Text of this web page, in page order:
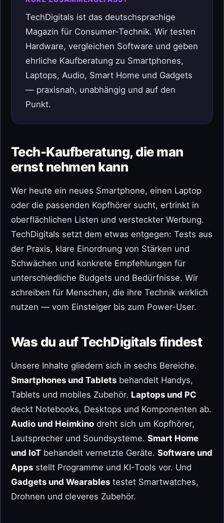
TechDigitals ist das deutschsprachige
Magazin für Consumer-Technik. Wir testen
Hardware, vergleichen Software und geben
ehrliche Kaufberatung zu Smartphones,
Laptops, Audio, Smart Home und Gadgets
— praxisnah, unabhängig und auf den
Punkt.
Tech-Kaufberatung, die man
ernst nehmen kann
Wer heute ein neues Smartphone, einen Laptop
oder die passenden Kopfhörer sucht, ertrinkt in
oberflächlichen Listen und versteckter Werbung.
TechDigitals setzt dem etwas entgegen: Tests aus
der Praxis, klare Einordnung von Stärken und
Schwächen und konkrete Empfehlungen für
unterschiedliche Budgets und Bedürfnisse. Wir
schreiben für Menschen, die ihre Technik wirklich
nutzen — vom Einsteiger bis zum Power-User.
Was du auf TechDigitals findest
Unsere Inhalte gliedern sich in sechs Bereiche.
Smartphones und Tablets behandelt Handys,
Tablets und mobiles Zubehör. Laptops und PC
deckt Notebooks, Desktops und Komponenten ab.
Audio und Heimkino dreht sich um Kopfhörer,
Lautsprecher und Soundsysteme. Smart Home
und IoT behandelt vernetzte Geräte. Software und
Apps stellt Programme und KI-Tools vor. Und
Gadgets und Wearables testet Smartwatches,
Drohnen und cleveres Zubehör.